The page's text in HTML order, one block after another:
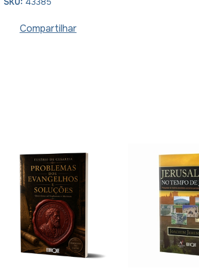
Compartilhar